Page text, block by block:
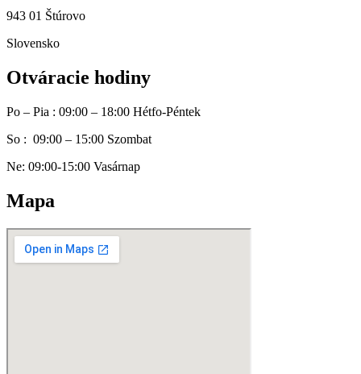
943 01 Štúrovo
Slovensko
Otváracie hodiny
Po – Pia : 09:00 – 18:00 Hétfo-Péntek
So : 09:00 – 15:00 Szombat
Ne: 09:00-15:00 Vasárnap
Mapa